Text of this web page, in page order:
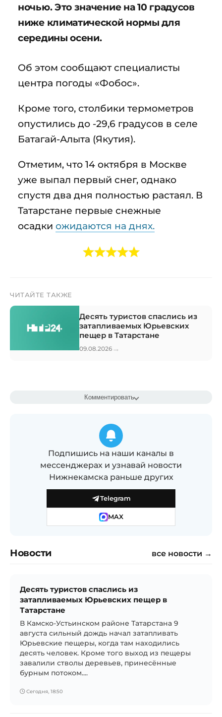
ночью. Это значение на 10 градусов
ниже климатической нормы для
середины осени.
Об этом сообщают специалисты
центра погоды «Фобос».
Кроме того, столбики термометров
опустились до -29,6 градусов в селе
Батагай-Алыта (Якутия).
Отметим, что 14 октября в Москве
уже выпал первый снег, однако
спустя два дня полностью растаял. В
Татарстане первые снежные
осадки ожидаются на днях.
ЧИТАЙТЕ ТАКЖЕ
Десять туристов спаслись из
затапливаемых Юрьевских
пещер в Татарстане
09.08.2026 →
Комментировать
Подпишись на наши каналы в
мессенджерах и узнавай новости
Нижнекамска раньше других
Telegram
MAX
Новости все новости →
Десять туристов спаслись из
затапливаемых Юрьевских пещер в
Татарстане
В Камско-Устьинском районе Татарстана 9
августа сильный дождь начал затапливать
Юрьевские пещеры, когда там находились
десять человек. Кроме того выход из пещеры
завалили стволы деревьев, принесённые
бурным потоком....
Сегодня, 18:50